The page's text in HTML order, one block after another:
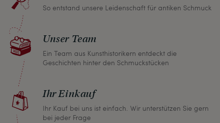
So entstand unsere Leidenschaft für antiken Schmuck
Unser Team
Ein Team aus Kunsthistorikern entdeckt die
Geschichten hinter den Schmuckstücken
Ihr Einkauf
Ihr Kauf bei uns ist einfach. Wir unterstützen Sie gern
bei jeder Frage